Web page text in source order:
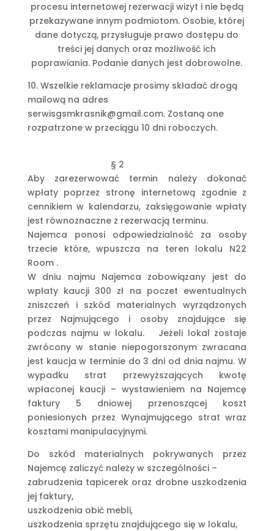
procesu internetowej rezerwacji wizyt i nie będą
przekazywane innym podmiotom. Osobie, której
dane dotyczą, przysługuje prawo dostępu do
treści jej danych oraz możliwość ich
poprawiania. Podanie danych jest dobrowolne.
10. Wszelkie reklamacje prosimy składać drogą
mailową na adres
serwisgsmkrasnik@gmail.com. Zostaną one
rozpatrzone w przeciągu 10 dni roboczych.
§ 2
Aby zarezerwować termin należy dokonać
wpłaty poprzez stronę internetową zgodnie z
cennikiem w kalendarzu, zaksięgowanie wpłaty
jest równoznaczne z rezerwacją terminu.
Najemca ponosi odpowiedzialność za osoby
trzecie które, wpuszcza na teren lokalu N22
Room .
W dniu najmu Najemca zobowiązany jest do
wpłaty kaucji 300 zł na poczet ewentualnych
zniszczeń i szkód materialnych wyrządzonych
przez Najmującego i osoby znajdujące się
podczas najmu w lokalu. Jeżeli lokal zostaje
zwrócony w stanie niepogorszonym zwracana
jest kaucja w terminie do 3 dni od dnia najmu. W
wypadku strat przewyższających kwotę
wpłaconej kaucji – wystawieniem na Najemcę
faktury 5 dniowej przenoszącej koszt
poniesionych przez Wynajmującego strat wraz
kosztami manipulacyjnymi.
Do szkód materialnych pokrywanych przez
Najemcę zaliczyć należy w szczególności –
zabrudzenia tapicerek oraz drobne uszkodzenia
jej faktury,
uszkodzenia obić mebli,
uszkodzenia sprzętu znajdującego się w lokalu,